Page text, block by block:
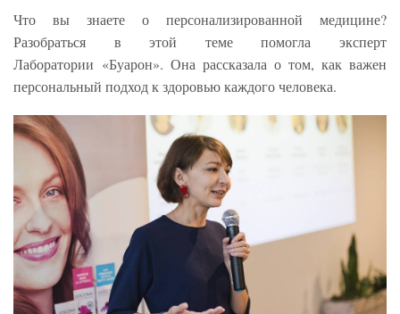
Что вы знаете о персонализированной медицине?
Разобраться в этой теме помогла эксперт
Лаборатории «Буарон». Она рассказала о том, как важен
персональный подход к здоровью каждого человека.